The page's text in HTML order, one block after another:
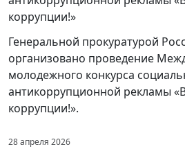
коррупции!»
Генеральной прокуратурой
организовано проведение
молодежного конкурса
антикоррупционной рекламы
коррупции!».
28 апреля 2026